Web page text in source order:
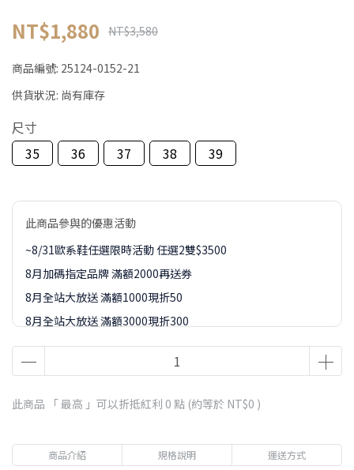
NT$1,880 NT$3,580
商品編號: 25124-0152-21
供貨狀況: 尚有庫存
尺寸
35
36 37 38 39
此商品參與的優惠活動
~8/31歐系鞋任選限時活動 任選2雙$3500
8月加碼指定品牌 滿額2000再送券
8月全站大放送 滿額1000現折50
8月全站大放送 滿額3000現折300
8月全站大放送 滿額5000現折450
8月全站大放送 滿額8000現折888
此商品 「 最高 」可以折抵紅利 0 點 (約等於 NT$0 )
商品介紹 規格說明 運送方式